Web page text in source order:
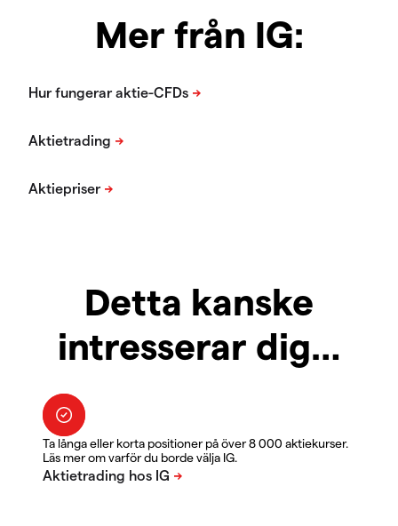
Mer från IG:
Detta kanske
intresserar dig…
Ta långa eller korta positioner på över 8 000 aktiekurser.
Läs mer om varför du borde välja IG.